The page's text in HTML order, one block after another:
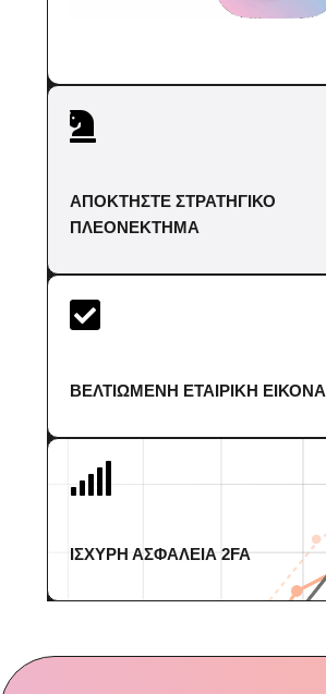

ΑΠΟΚΤΗΣΤΕ ΣΤΡΑΤΗΓΙΚΟ
ΠΛΕΟΝΕΚΤΗΜΑ

ΒΕΛΤΙΩΜΕΝΗ ΕΤΑΙΡΙΚΗ ΕΙΚΟΝΑ

ΙΣΧΥΡΗ ΑΣΦΑΛΕΙΑ 2FA